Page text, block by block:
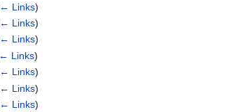
← Links)
← Links)
← Links)
← Links)
← Links)
← Links)
← Links)